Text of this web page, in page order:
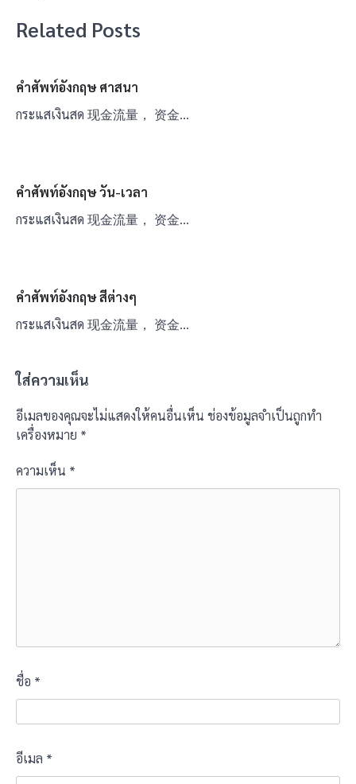
Related Posts
คำศัพท์อังกฤษ ศาสนา
กระแสเงินสด 现金流量， 资金…
คำศัพท์อังกฤษ วัน-เวลา
กระแสเงินสด 现金流量， 资金…
คำศัพท์อังกฤษ สีต่างๆ
กระแสเงินสด 现金流量， 资金…
ใส่ความเห็น
อีเมลของคุณจะไม่แสดงให้คนอื่นเห็น ช่องข้อมูลจำเป็นถูกทำ
เครื่องหมาย *
ความเห็น *
ชื่อ *
อีเมล *